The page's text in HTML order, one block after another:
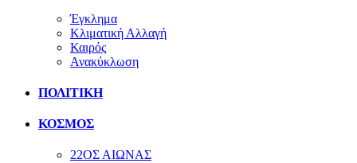
Έγκλημα
Κλιματική Αλλαγή
Καιρός
Ανακύκλωση
ΠΟΛΙΤΙΚΗ
ΚΟΣΜΟΣ
22ΟΣ ΑΙΩΝΑΣ